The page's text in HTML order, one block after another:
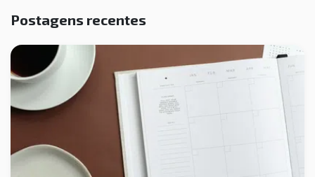
Postagens recentes